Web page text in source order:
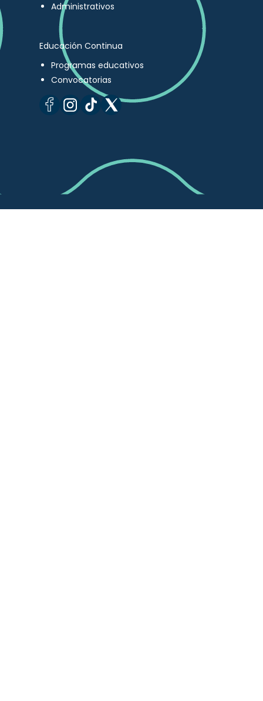
Administrativos
Educación Continua
Programas educativos
Convocatorias